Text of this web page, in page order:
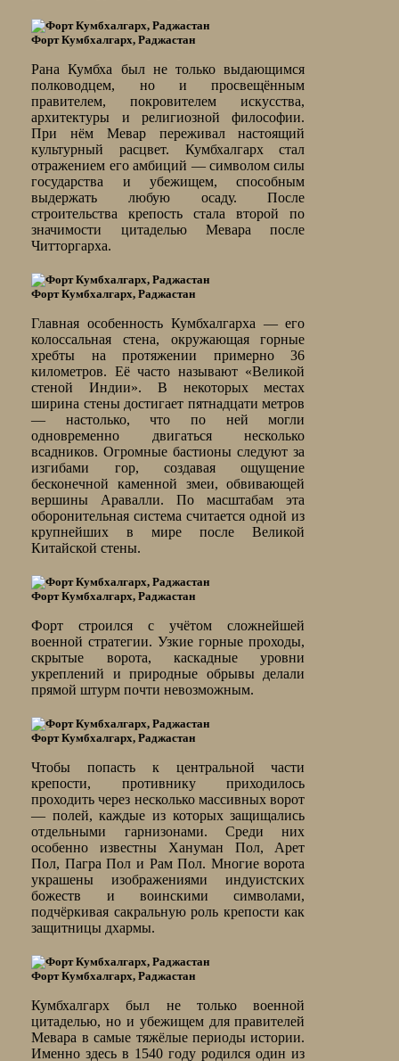
Форт Кумбхалгарх, Раджастан
Рана Кумбха был не только выдающимся
полководцем, но и просвещённым
правителем, покровителем искусства,
архитектуры и религиозной философии.
При нём Мевар переживал настоящий
культурный расцвет. Кумбхалгарх стал
отражением его амбиций — символом силы
государства и убежищем, способным
выдержать любую осаду. После
строительства крепость стала второй по
значимости цитаделью Мевара после
Читторгарха.
Форт Кумбхалгарх, Раджастан
Главная особенность Кумбхалгарха — его
колоссальная стена, окружающая горные
хребты на протяжении примерно 36
километров. Её часто называют «Великой
стеной Индии». В некоторых местах
ширина стены достигает пятнадцати метров
— настолько, что по ней могли
одновременно двигаться несколько
всадников. Огромные бастионы следуют за
изгибами гор, создавая ощущение
бесконечной каменной змеи, обвивающей
вершины Аравалли. По масштабам эта
оборонительная система считается одной из
крупнейших в мире после Великой
Китайской стены.
Форт Кумбхалгарх, Раджастан
Форт строился с учётом сложнейшей
военной стратегии. Узкие горные проходы,
скрытые ворота, каскадные уровни
укреплений и природные обрывы делали
прямой штурм почти невозможным.
Форт Кумбхалгарх, Раджастан
Чтобы попасть к центральной части
крепости, противнику приходилось
проходить через несколько массивных ворот
— полей, каждые из которых защищались
отдельными гарнизонами. Среди них
особенно известны Хануман Пол, Арет
Пол, Пагра Пол и Рам Пол. Многие ворота
украшены изображениями индуистских
божеств и воинскими символами,
подчёркивая сакральную роль крепости как
защитницы дхармы.
Форт Кумбхалгарх, Раджастан
Кумбхалгарх был не только военной
цитаделью, но и убежищем для правителей
Мевара в самые тяжёлые периоды истории.
Именно здесь в 1540 году родился один из